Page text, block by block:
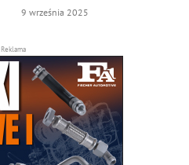
9 września 2025
Reklama